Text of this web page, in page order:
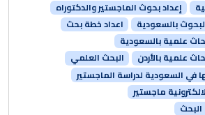
إعداد بحوث الماجستير والدكتوراه
بالسعودية
اعداد خطة بحث
علمية بالسعودية
علمية بالأردن
البحث العلمي
في السعودية لدراسة الماجستير
ماجستير